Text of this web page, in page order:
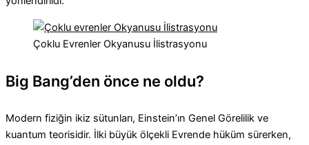
Çoklu Evrenler Okyanusu İlistrasyonu
Big Bang’den önce ne oldu?
Modern fiziğin ikiz sütunları, Einstein’ın Genel Görelilik ve
kuantum teorisidir. İlki büyük ölçekli Evrende hüküm sürerken,